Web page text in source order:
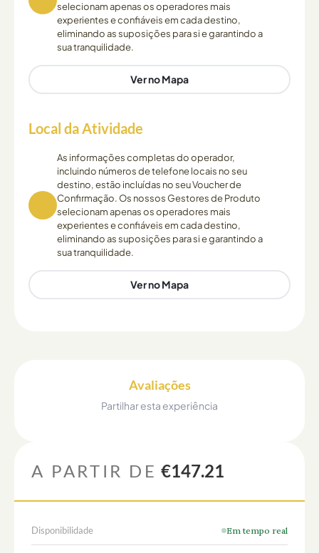
selecionam apenas os operadores mais
experientes e confiáveis em cada destino,
eliminando as suposições para si e garantindo a
sua tranquilidade.
Ver no Mapa
Local da Atividade
As informações completas do operador,
incluindo números de telefone locais no seu
destino, estão incluídas no seu Voucher de
Confirmação. Os nossos Gestores de Produto
selecionam apenas os operadores mais
experientes e confiáveis em cada destino,
eliminando as suposições para si e garantindo a
sua tranquilidade.
Ver no Mapa
Avaliações
Partilhar esta experiência
A PARTIR DE €147.21
Disponibilidade Em tempo real